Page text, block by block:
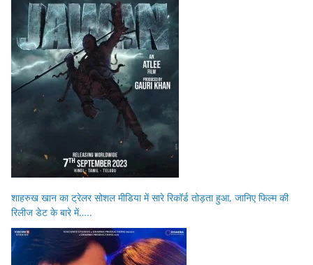
शाहरुख खान का ट्रेलर सोशल मीडिया में सारे रिकॉर्ड तोड़ता हुआ, जानिए फिल्म की
रिलीज डेट के बारे में…..